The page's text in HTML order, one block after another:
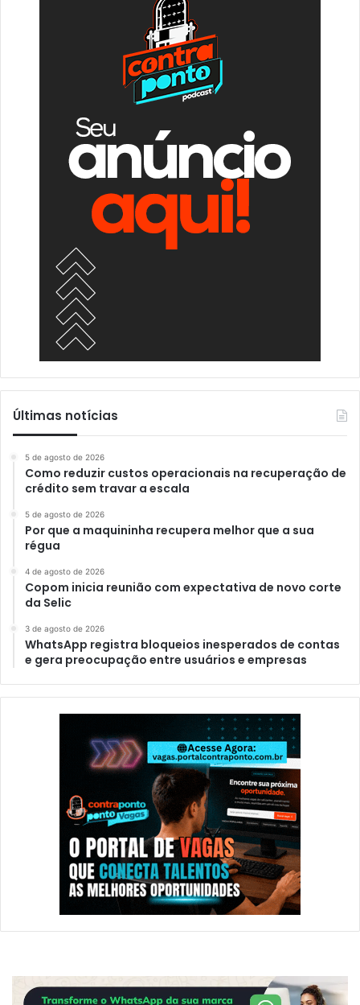
Últimas notícias
5 de agosto de 2026
Como reduzir custos operacionais na recuperação de
crédito sem travar a escala
5 de agosto de 2026
Por que a maquininha recupera melhor que a sua
régua
4 de agosto de 2026
Copom inicia reunião com expectativa de novo corte
da Selic
3 de agosto de 2026
WhatsApp registra bloqueios inesperados de contas
e gera preocupação entre usuários e empresas